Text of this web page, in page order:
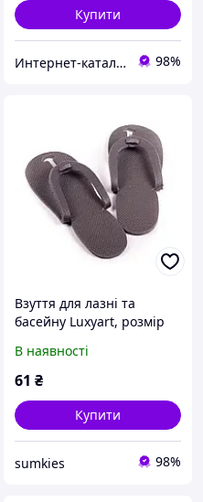
Купити
Интер​​нет-кат​алог с​​ки​​док "Модна Лавка" 98%
Взуття для лазні та
басейну Luxyart, розмір
В наявності
61 ₴
Купити
sumkies 98%